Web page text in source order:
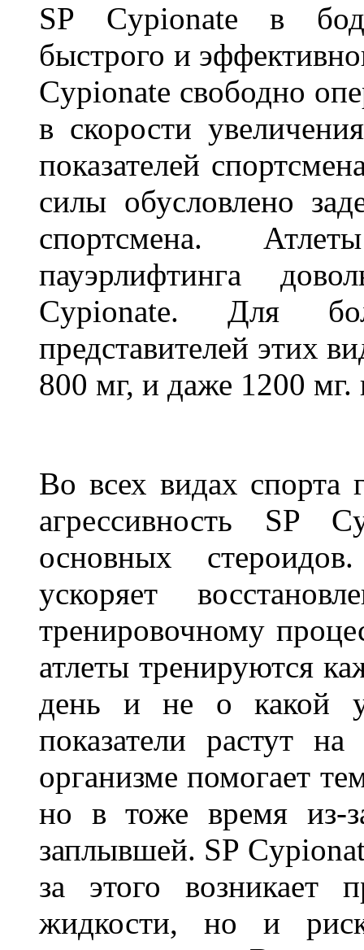
SP Cypionate в
быстрого и
Cypionate свободно
в скорости
показателей
силы обусловлено
спортсмена.
пауэрлифтинга
Cypionate. Для
представителей этих
800 мг, и даже 1200 мг.
Во всех видах спорта
агрессивность SP
основных
ускоряет
тренировочному
атлеты тренируются
день и не о какой
показатели растут
организме помогает
но в тоже время из-
заплывшей. SP
за этого возникает
жидкости, но и